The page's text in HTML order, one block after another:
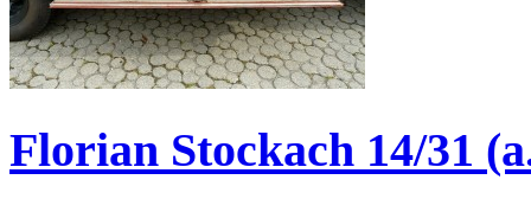
Florian Stockach 14/31